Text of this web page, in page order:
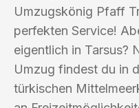
Umzugskönig Pfaff
perfekten Service!
eigentlich in Tarsus?
Umzug findest du in
türkischen